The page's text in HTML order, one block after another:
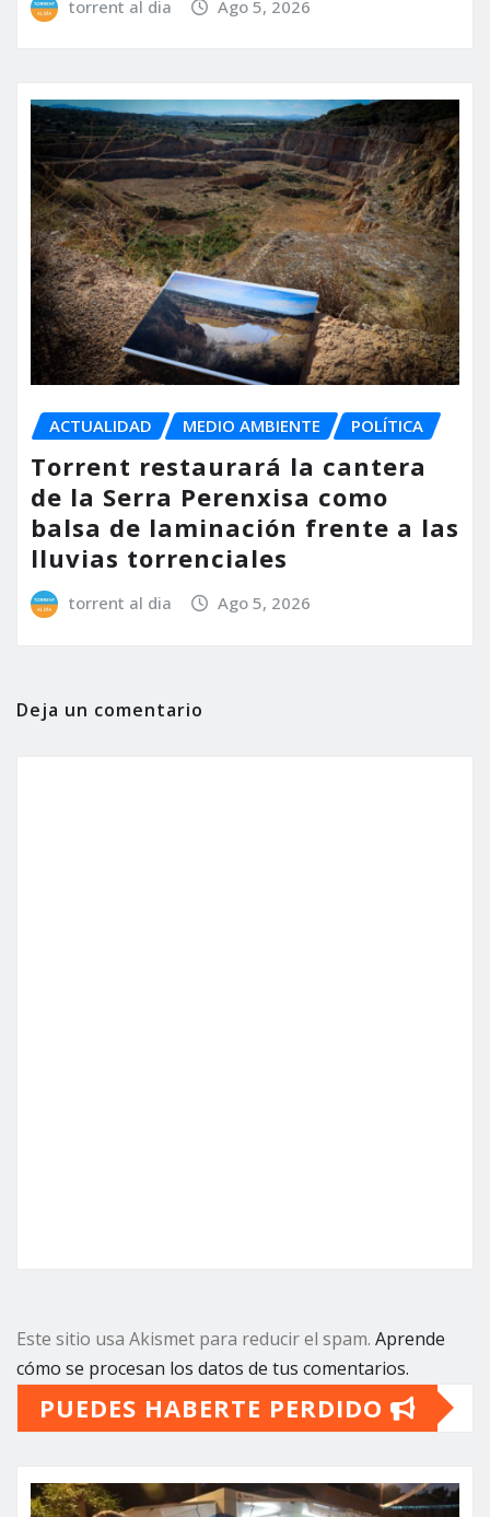
torrent al dia Ago 5, 2026
ACTUALIDAD MEDIO AMBIENTE POLÍTICA
Torrent restaurará la cantera
de la Serra Perenxisa como
balsa de laminación frente a las
lluvias torrenciales
torrent al dia Ago 5, 2026
Deja un comentario
Este sitio usa Akismet para reducir el spam. Aprende
cómo se procesan los datos de tus comentarios.
PUEDES HABERTE PERDIDO